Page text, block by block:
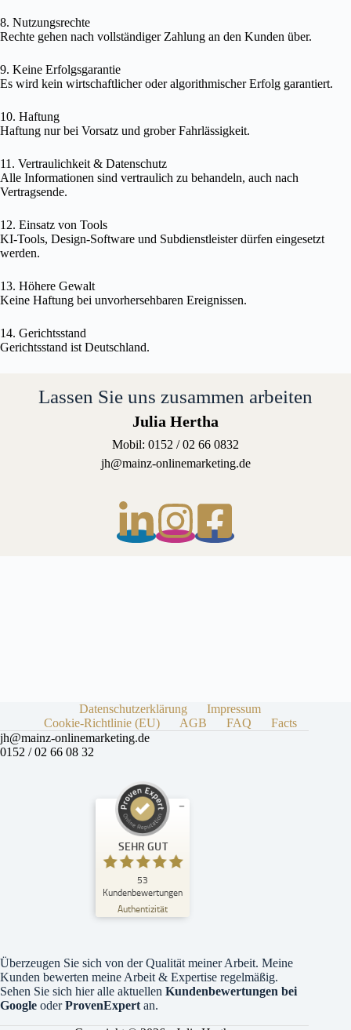
8. Nutzungsrechte
Rechte gehen nach vollständiger Zahlung an den Kunden über.
9. Keine Erfolgsgarantie
Es wird kein wirtschaftlicher oder algorithmischer Erfolg garantiert.
10. Haftung
Haftung nur bei Vorsatz und grober Fahrlässigkeit.
11. Vertraulichkeit & Datenschutz
Alle Informationen sind vertraulich zu behandeln, auch nach
Vertragsende.
12. Einsatz von Tools
KI-Tools, Design-Software und Subdienstleister dürfen eingesetzt
werden.
13. Höhere Gewalt
Keine Haftung bei unvorhersehbaren Ereignissen.
14. Gerichtsstand
Gerichtsstand ist Deutschland.
Lassen Sie uns zusammen arbeiten
Julia Hertha
Mobil: 0152 / 02 66 0832
jh@mainz-onlinemarketing.de
Datenschutzerklärung
Impressum
Cookie-Richtlinie (EU)
AGB FAQ
Facts
jh@mainz-onlinemarketing.de
0152 / 02 66 08 32
SEHR GUT
53
Kundenbewertungen
Authentizität
Kundenbewertungen und Erfahrungen zu
Julia Hertha
%
Empfehlungen auf
ProvenExpert.com
4,99
Bewertungen auf
ProvenExpert.com
35
Bewertungen von
1
anderen Quelle
Überzeugen Sie sich von der Qualität meiner Arbeit. Meine
Kunden bewerten meine Arbeit & Expertise regelmäßig.
Sehen Sie sich hieralle aktuellen Kundenbewertungen bei
Google oderProvenExpert an.